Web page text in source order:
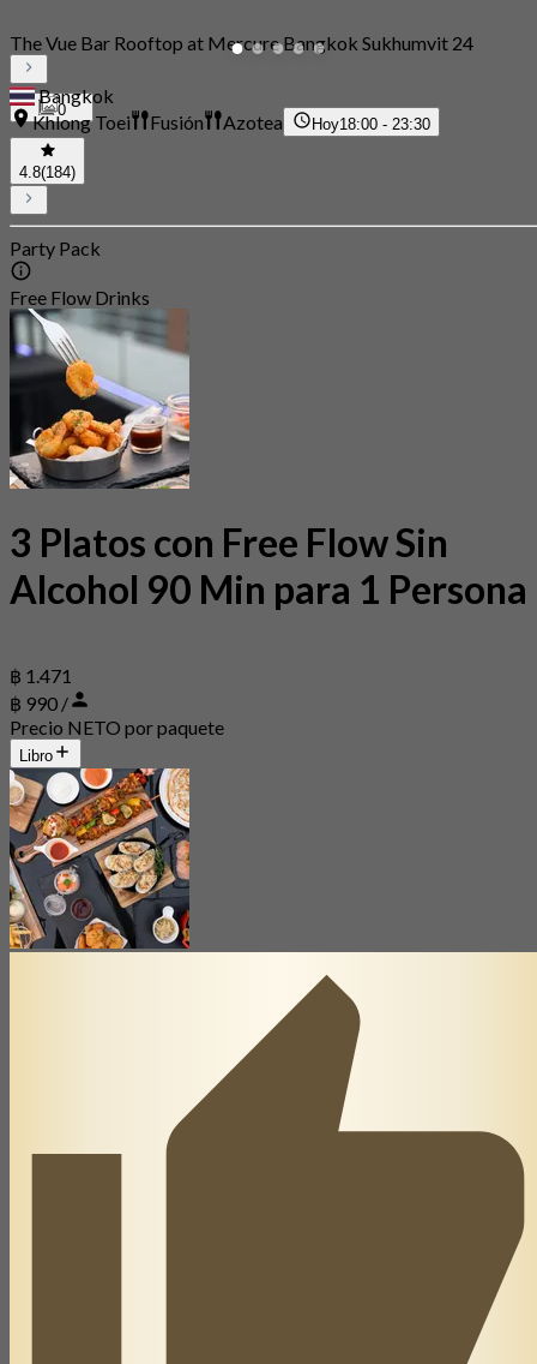
0
The Vue Bar Rooftop at Mercure Bangkok Sukhumvit 24
Bangkok
Khlong Toei
Fusión Azotea Hoy18:00 - 23:30
4.8(184)
Party Pack
Free Flow Drinks
3 Platos con Free Flow Sin
Alcohol 90 Min para 1 Persona
฿ 1.471
฿ 990 /
Precio NETO por paquete
Libro